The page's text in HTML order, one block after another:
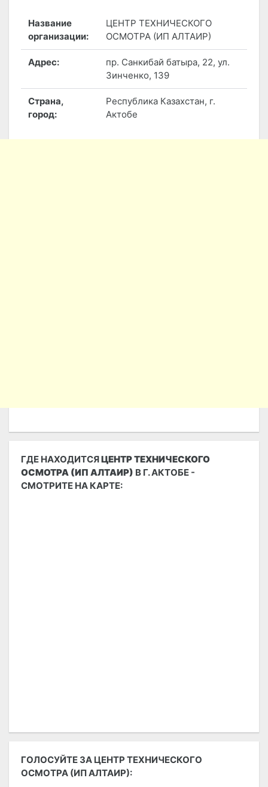
Название
организации:
ЦЕНТР ТЕХНИЧЕСКОГО
ОСМОТРА (ИП АЛТАИР)
Адрес:
пр. Санкибай батыра, 22, ул.
Зинченко, 139
Страна,
город:
Республика Казахстан, г.
Актобе